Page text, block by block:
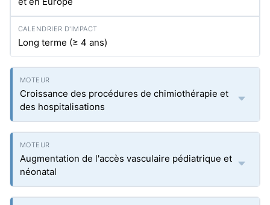
Long terme (≥ 4 ans)
Croissance des procédures de chimiothérapie et
des hospitalisations
Augmentation de l'accès vasculaire pédiatrique et
néonatal